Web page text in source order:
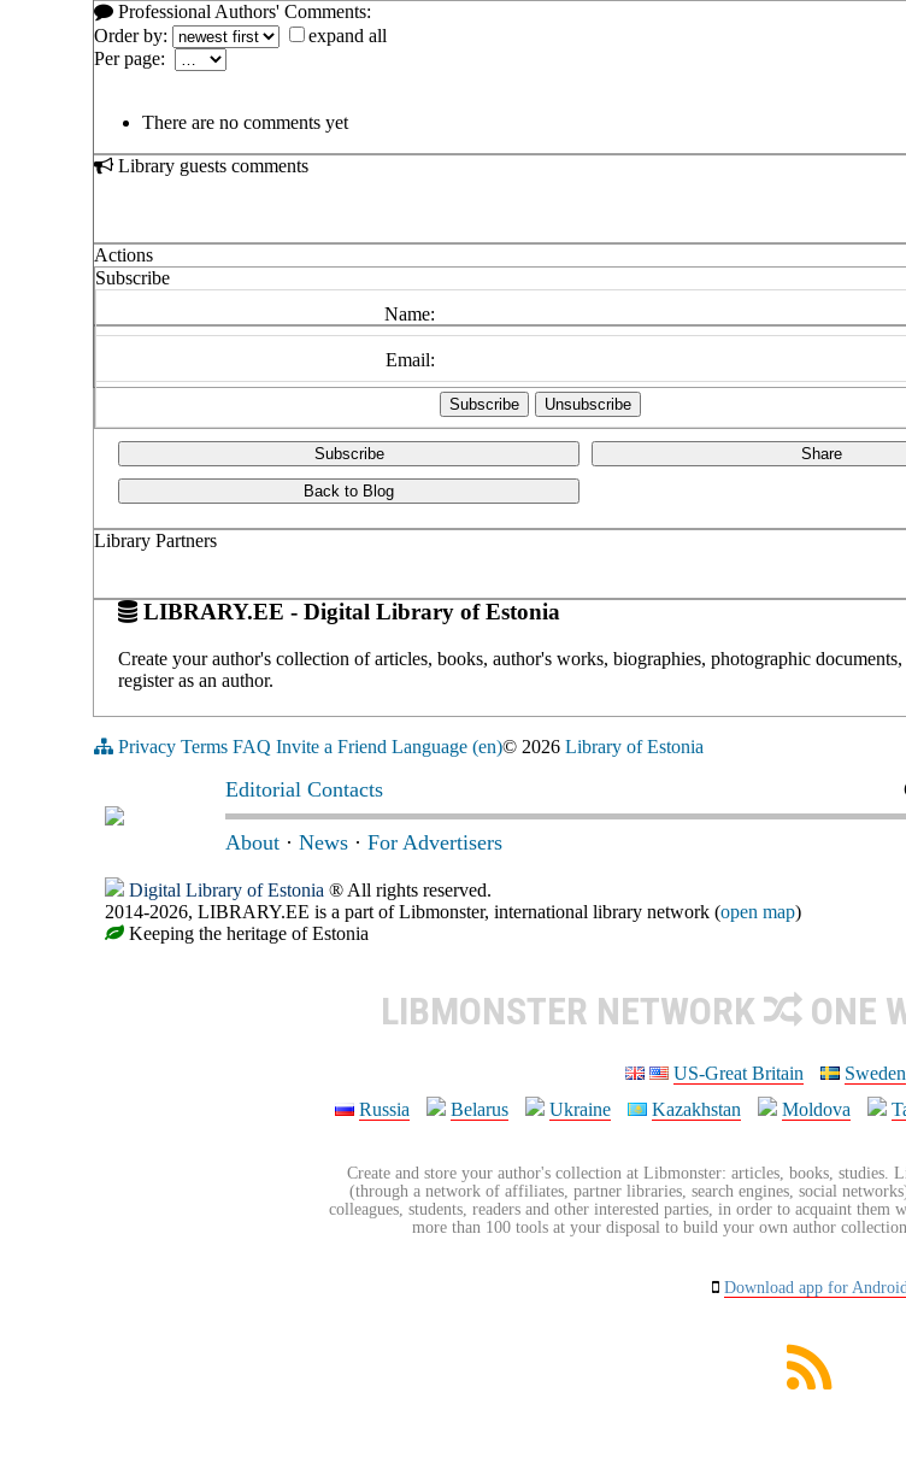
Professional Authors' Comments:
Order by:
expand all
Per page:
There are no comments yet
Library guests comments
Actions
Subscribe
Name:
Email:
Subscribe Share
Back to Blog
Library Partners
LIBRARY.EE - Digital Library of Estonia
Create your author's collection of articles, books, author's works, biographies, photographic
register as an author.
Privacy Terms FAQ Invite a Friend Language (en)© 2026 Library of Estonia
Editorial Contacts
About · News · For Advertisers
Digital Library of Estonia ® All rights reserved.
2014-2026, LIBRARY.EE is a part of Libmonster, international library network (open map)
Keeping the heritage of Estonia
LIBMONSTER NETWORK ONE
US-Great Britain Sweden
Russia
Belarus Ukraine Kazakhstan Moldova
Create and store your author's collection at Libmonster: articles, books,
(through a network of affiliates, partner libraries, search engines, social
colleagues, students, readers and other interested parties, in order to acquaint
more than 100 tools at your disposal to build your own author
Download app for Android